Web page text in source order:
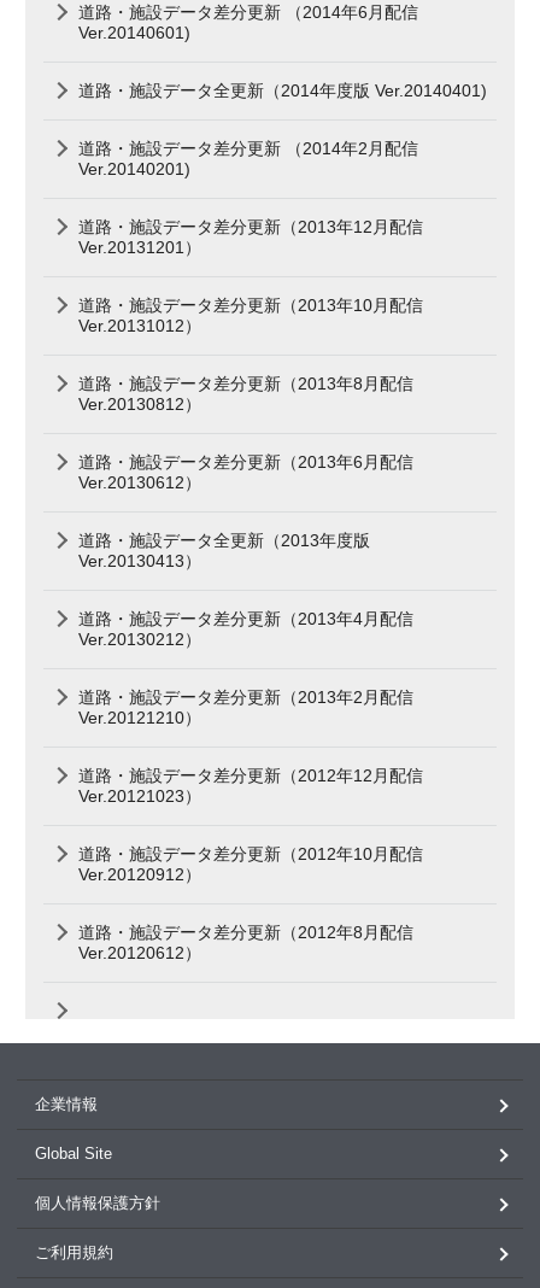
道路・施設データ差分更新 （2014年6月配信
Ver.20140601)
道路・施設データ全更新（2014年度版 Ver.20140401)
道路・施設データ差分更新 （2014年2月配信
Ver.20140201)
道路・施設データ差分更新（2013年12月配信
Ver.20131201）
道路・施設データ差分更新（2013年10月配信
Ver.20131012）
道路・施設データ差分更新（2013年8月配信
Ver.20130812）
道路・施設データ差分更新（2013年6月配信
Ver.20130612）
道路・施設データ全更新（2013年度版
Ver.20130413）
道路・施設データ差分更新（2013年4月配信
Ver.20130212）
道路・施設データ差分更新（2013年2月配信
Ver.20121210）
道路・施設データ差分更新（2012年12月配信
Ver.20121023）
道路・施設データ差分更新（2012年10月配信
Ver.20120912）
道路・施設データ差分更新（2012年8月配信
Ver.20120612）
企業情報
Global Site
個人情報保護方針
ご利用規約